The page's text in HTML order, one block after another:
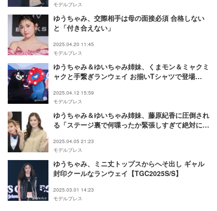
モデルプレス
ゆうちゃみ、交際相手は母の面接必須 合格しない
と「付き合えない」
2025.04.20 11:45
モデルプレス
ゆうちゃみ＆ゆいちゃみ姉妹、くまモン＆ミャクミ
ャクと手繋ぎランウェイ お揃いTシャツで登場
2025.04.12 15:59
モデルプレス
ゆうちゃみ＆ゆいちゃみ姉妹、藤原紀香に圧倒され
る「ステージ裏で何喋ったか緊張しすぎて絶対に覚
2025.04.05 21:23
モデルプレス
ゆうちゃみ、ミニ丈トップスからへそ出し ギャル
封印クールなランウェイ【TGC2025S/S】
2025.03.01 14:23
モデルプレス